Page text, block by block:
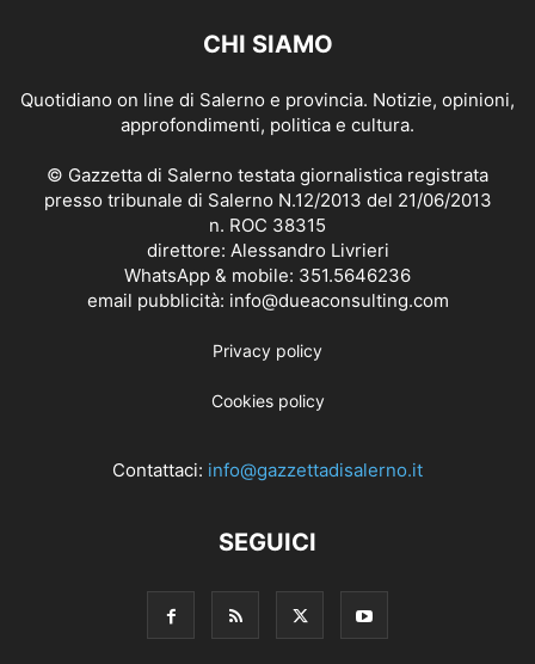
CHI SIAMO
Quotidiano on line di Salerno e provincia. Notizie, opinioni,
approfondimenti, politica e cultura.
© Gazzetta di Salerno testata giornalistica registrata
presso tribunale di Salerno N.12/2013 del 21/06/2013
n. ROC 38315
direttore: Alessandro Livrieri
WhatsApp & mobile: 351.5646236
email pubblicità: info@dueaconsulting.com
Privacy policy
Cookies policy
Contattaci: info@gazzettadisalerno.it
SEGUICI